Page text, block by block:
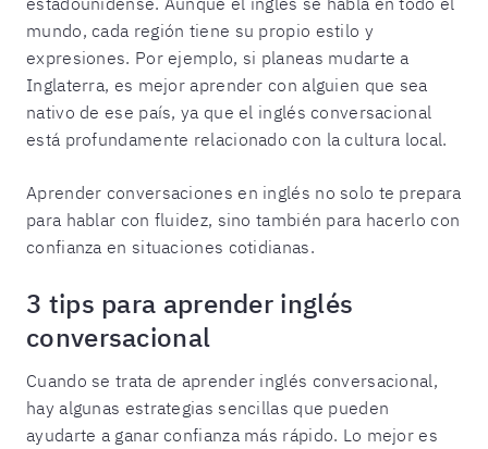
mundo, cada región tiene su propio estilo y
expresiones. Por ejemplo, si planeas mudarte a
Inglaterra, es mejor aprender con alguien que sea
nativo de ese país, ya que el inglés conversacional
está profundamente relacionado con la cultura local.
Aprender conversaciones en inglés no solo te prepara
para hablar con fluidez, sino también para hacerlo con
confianza en situaciones cotidianas.
3 tips para aprender inglés
conversacional
Cuando se trata de aprender inglés conversacional,
hay algunas estrategias sencillas que pueden
ayudarte a ganar confianza más rápido. Lo mejor es